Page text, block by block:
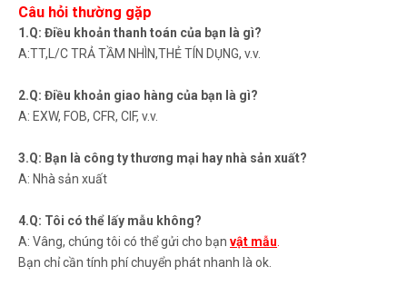
Câu hỏi thường gặp
1.Q: Điều khoản thanh toán của bạn là gì?
A:TT,L/C TRẢ TẦM NHÌN,THẺ TÍN DỤNG, v.v.
2.Q: Điều khoản giao hàng của bạn là gì?
A: EXW, FOB, CFR, CIF, v.v.
3.Q: Bạn là công ty thương mại hay nhà sản xuất?
A: Nhà sản xuất
4.Q: Tôi có thể lấy mẫu không?
A: Vâng, chúng tôi có thể gửi cho bạn vật mẫu
Bạn chỉ cần tính phí chuyển phát nhanh là ok.